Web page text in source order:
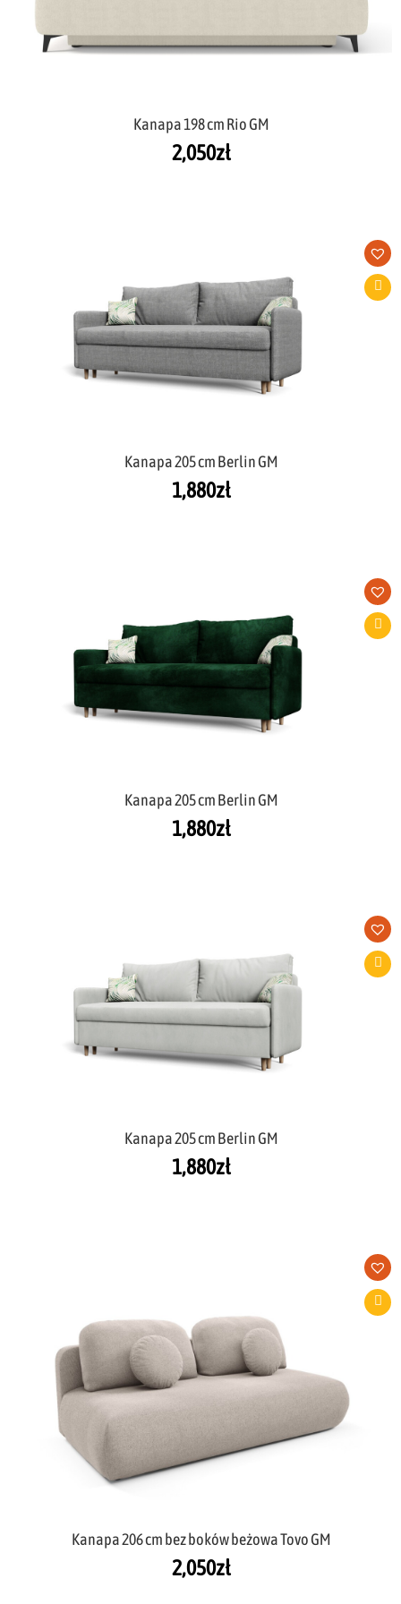
Kanapa 198 cm Rio GM
2,050zł
Kanapa 205 cm Berlin GM
1,880zł
Kanapa 205 cm Berlin GM
1,880zł
Kanapa 205 cm Berlin GM
1,880zł
Kanapa 206 cm bez boków beżowa Tovo GM
2,050zł